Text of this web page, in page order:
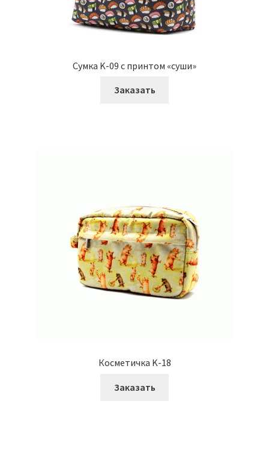
Сумка K-09 с принтом «суши»
Заказать
Косметичка K-18
Заказать